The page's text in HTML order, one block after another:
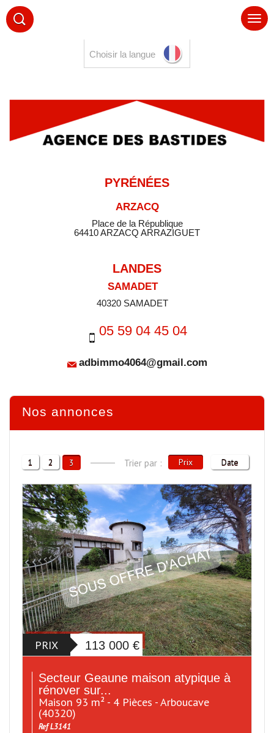
Choisir la langue
PYRÉNÉES
ARZACQ
Place de la République
64410 ARZACQ ARRAZIGUET
LANDES
SAMADET
40320 SAMADET
05 59 04 45 04
adbimmo4064@gmail.com
Nos annonces
1 2 3 Trier par : Prix Date
PRIX 113 000 €
Secteur Geaune maison atypique à
rénover sur...
Maison 93 m² - 4 Pièces - Arboucave
(40320)
Ref L3141